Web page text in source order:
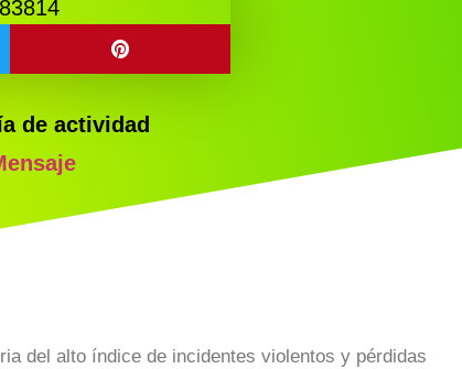
de actividad
del alto índice de incidentes violentos y pérdidas